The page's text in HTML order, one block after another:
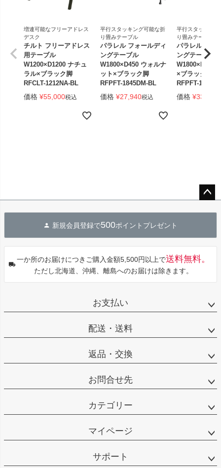
増連可能なフリーアドレス
デスク
チルト フリーアドレス
用テーブル
W1200×D1200 ナチュ
ラル×ブラック脚
RFCLT-1212NA-BL
価格 ¥55,000税込
平行スタッキング可能な折
り畳みテーブル
パラレル フォールディ
ングテーブル
W1800×D450 ウォルナ
ット×ブラック脚
RFPFT-1845DM-BL
価格 ¥27,940税込
平行スタッキン
り畳みテーブル
パラレル フォ
ングテーブル
W1800×D450
×ブラック脚
RFPFT-
価格 ¥33,440
へ
新規会員登録で500ポイントプレゼント
一か所のお届けにつきご購入金額5,500円以上で送料無料。
ただし北海道、沖縄、離島へのお届けは除きます。
お支払い
配送・送料
返品・交換
お問合せ先
カテゴリー
マイページ
サポート